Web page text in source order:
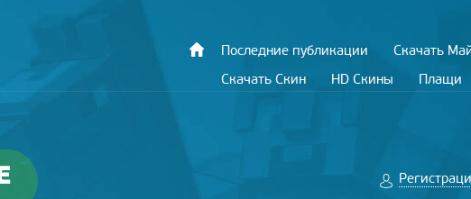
Последние публикации Скачать
Скачать Скин
HD Скины Плащи